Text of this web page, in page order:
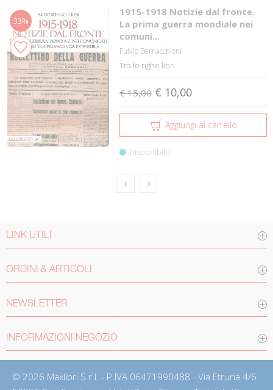
33%
1915-1918 Notizie dal fronte.
La prima guerra mondiale nei
comuni...
Fulvio Bernacchioni
Tra le righe libri
€ 15,00 € 10,00
Aggiungi al carrello
Disponibile
LINK UTILI
ORDINI & ARTICOLI
NEWSLETTER
INFORMAZIONI NEGOZIO
© 2026 Maxlibri S.r.l. - P.IVA 06471990488 - Via Etruria 4/6